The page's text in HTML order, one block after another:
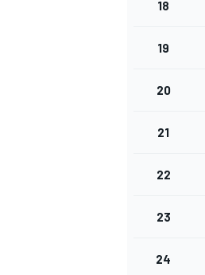
18
19
20
21
22
23
24